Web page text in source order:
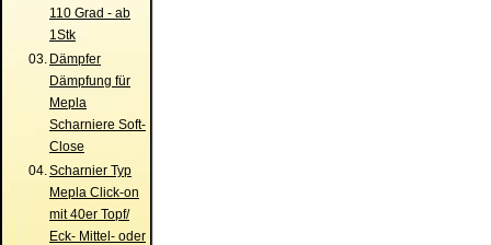
110 Grad - ab
1Stk
03. Dämpfer
Dämpfung für
Mepla
Scharniere Soft-
Close
04.Scharnier Typ
Mepla Click-on
mit 40er Topf/
Eck- Mittel- oder